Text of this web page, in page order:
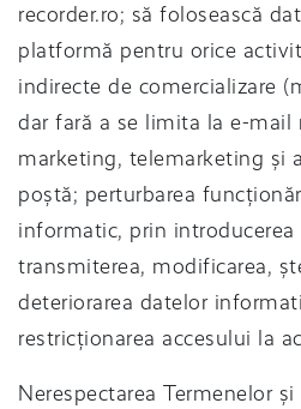
recorder.ro; să folosească
platformă pentru orice
indirecte de comercializare
dar fară a se limita la e-mail
marketing, telemarketing și
poștă; perturbarea
informatic, prin introducerea
transmiterea, modificarea,
deteriorarea datelor
restricționarea accesului la
Nerespectarea Termenelor